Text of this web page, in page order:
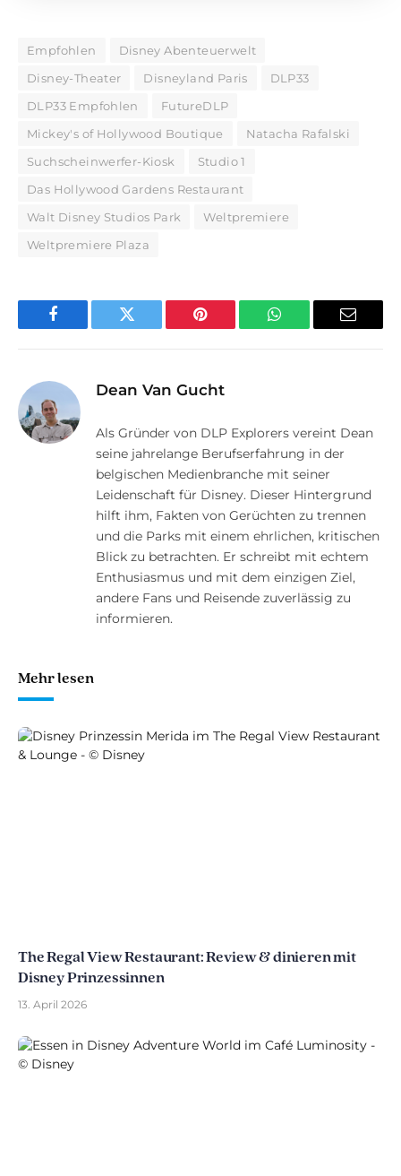
Empfohlen
Disney Abenteuerwelt
Disney-Theater
Disneyland Paris
DLP33
DLP33 Empfohlen
FutureDLP
Mickey's of Hollywood Boutique
Natacha Rafalski
Suchscheinwerfer-Kiosk
Studio 1
Das Hollywood Gardens Restaurant
Walt Disney Studios Park
Weltpremiere
Weltpremiere Plaza
Facebook Twitter Pinterest WhatsApp E-
Dean Van Gucht
Als Gründer von DLP Explorers vereint Dean
seine jahrelange Berufserfahrung in der
belgischen Medienbranche mit seiner
Leidenschaft für Disney. Dieser Hintergrund
hilft ihm, Fakten von Gerüchten zu trennen
und die Parks mit einem ehrlichen, kritischen
Blick zu betrachten. Er schreibt mit echtem
Enthusiasmus und mit dem einzigen Ziel,
andere Fans und Reisende zuverlässig zu
informieren.
Mehr lesen
The Regal View Restaurant: Review & dinieren mit
Disney Prinzessinnen
13. April 2026